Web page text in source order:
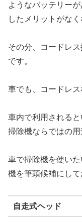
ようなバッテリー
したメリットがなく
その分、コードレ
です。
車でも、コードレス
車内で利用される
掃除機ならではの用
車で掃除機を使い
機を筆頭候補にして
自走式ヘッド